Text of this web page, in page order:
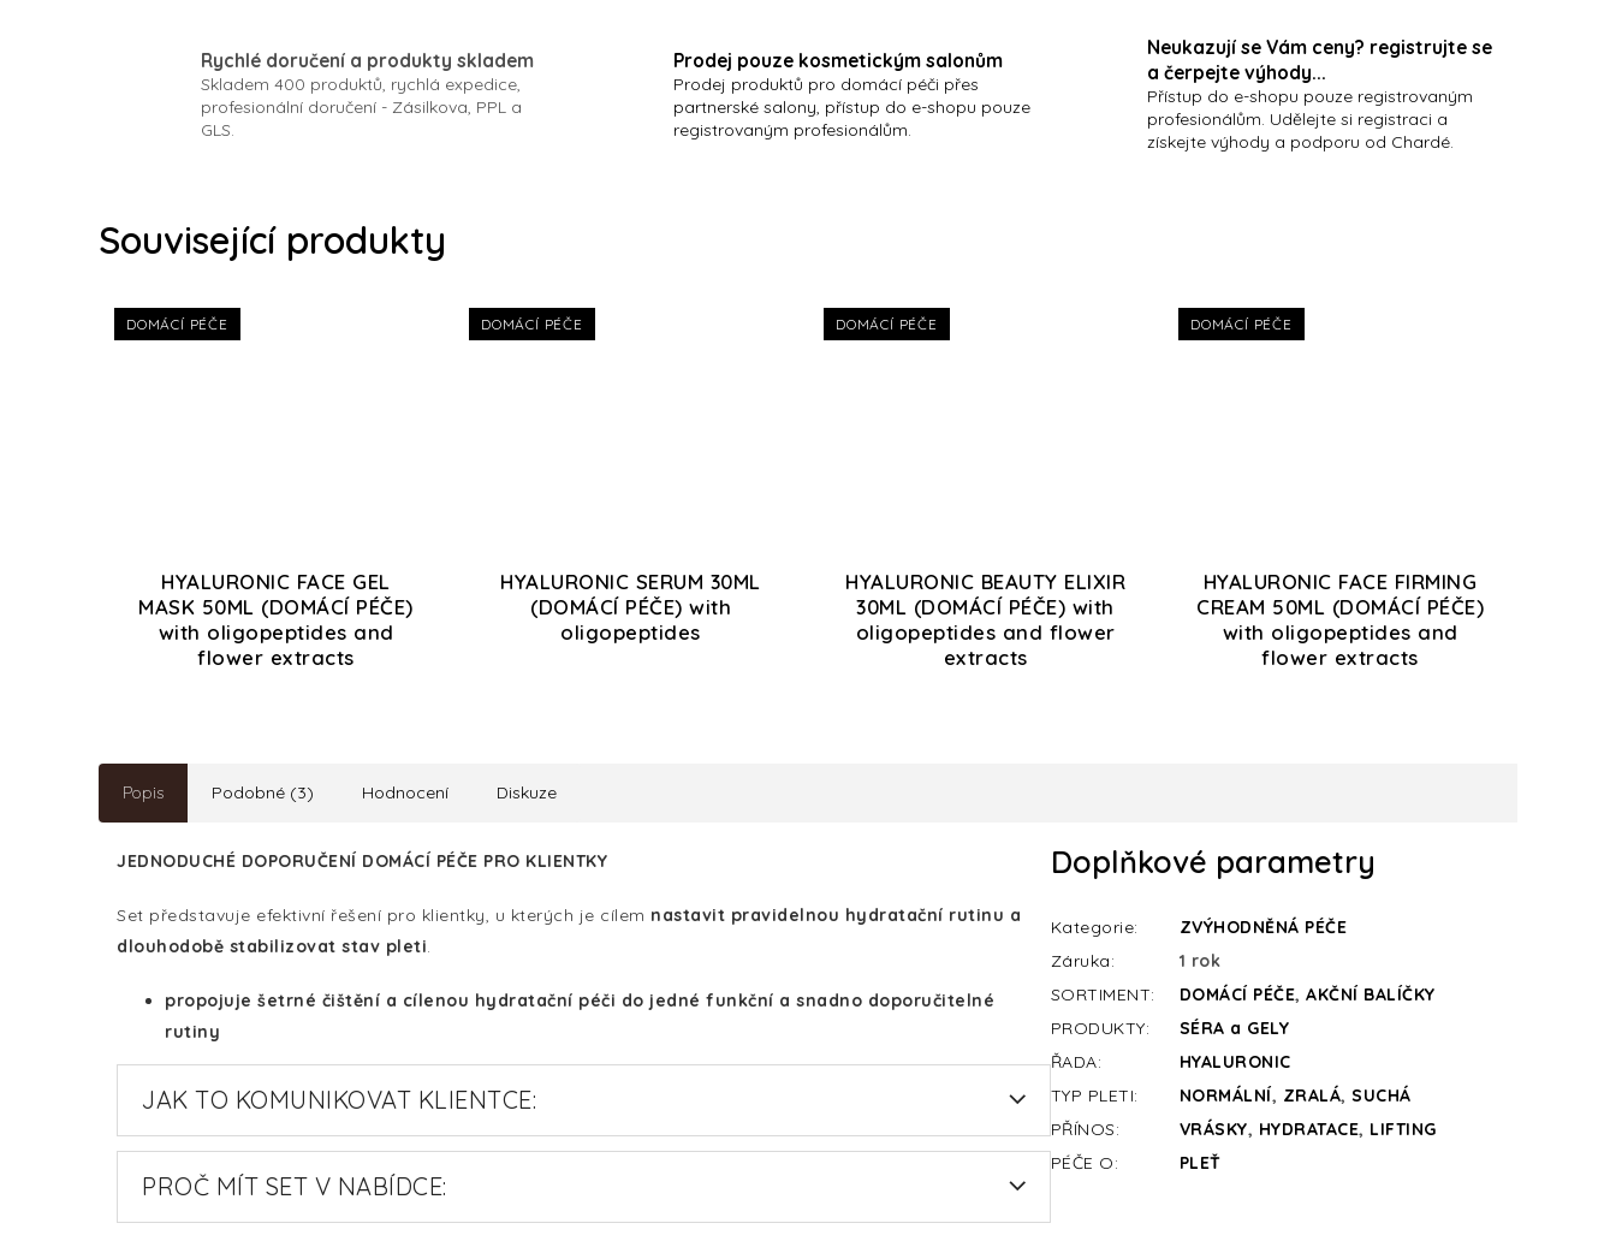
Rychlé doručení a produkty skladem
Skladem 400 produktů, rychlá expedice,
profesionální doručení - Zásilkova, PPL a
GLS.
Prodej pouze kosmetickým salonům
Prodej produktů pro domácí péči přes
partnerské salony, přístup do e-shopu pouze
registrovaným profesionálům.
Neukazují se Vám ceny? registrujte se
a čerpejte výhody...
Přístup do e-shopu pouze registrovaným
profesionálům. Udělejte si registraci a
získejte výhody a podporu od Chardé.
Související produkty
DOMÁCÍ PÉČE
HYALURONIC FACE GEL
MASK 50ML (DOMÁCÍ PÉČE)
with oligopeptides and
flower extracts
DOMÁCÍ PÉČE
HYALURONIC SERUM 30ML
(DOMÁCÍ PÉČE) with
oligopeptides
DOMÁCÍ PÉČE
HYALURONIC BEAUTY ELIXIR
30ML (DOMÁCÍ PÉČE) with
oligopeptides and flower
extracts
DOMÁCÍ PÉČE
HYALURONIC FACE FIRMING
CREAM 50ML (DOMÁCÍ PÉČE)
with oligopeptides and
flower extracts
Popis Podobné (3) Hodnocení Diskuze
JEDNODUCHÉ DOPORUČENÍ DOMÁCÍ PÉČE PRO KLIENTKY
Set představuje efektivní řešení pro klientky, u kterých je cílem nastavit pravidelnou hydratační rutinu a
dlouhodobě stabilizovat stav pleti.
propojuje šetrné čištění a cílenou hydratační péči do jedné funkční a snadno doporučitelné
rutiny
JAK TO KOMUNIKOVAT KLIENTCE:
PROČ MÍT SET V NABÍDCE:
Doplňkové parametry
Kategorie:
ZVÝHODNĚNÁ PÉČE
Záruka:
1 rok
SORTIMENT: DOMÁCÍ PÉČE,AKČNÍ BALÍČKY
PRODUKTY:
SÉRA a GELY
ŘADA:
HYALURONIC
TYP PLETI: NORMÁLNÍ, ZRALÁ,SUCHÁ
PŘÍNOS: VRÁSKY, HYDRATACE, LIFTING
PÉČE O: PLEŤ